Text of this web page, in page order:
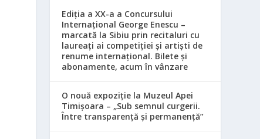
Ediția a XX-a a Concursului
Internațional George Enescu –
marcată la Sibiu prin recitaluri cu
laureați ai competiției și artiști de
renume internațional. Bilete și
abonamente, acum în vânzare
O nouă expoziție la Muzeul Apei
Timișoara – „Sub semnul curgerii.
Între transparență și permanență”